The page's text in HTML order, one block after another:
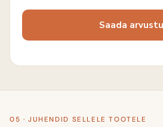
05 · JUHENDID SELLELE TOOTELE